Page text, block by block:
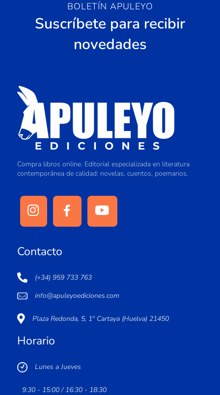
BOLETÍN APULEYO
Suscríbete para recibir
novedades
Compra libros online. Editorial especializada en literatura
contemporánea de calidad: novelas, cuentos, poemarios.
Contacto
(+34) 959 733 763
info@apuleyoediciones.com
Plaza Redonda, 5, 1º Cartaya (Huelva) 21450
Horario
Lunes a Jueves
9:30 - 15:00 / 16:30 - 18:30